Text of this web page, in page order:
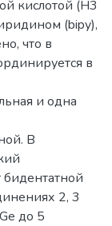
кислотой (H3
(bipy),
что в
в
и одна
В
2, 3
до 5